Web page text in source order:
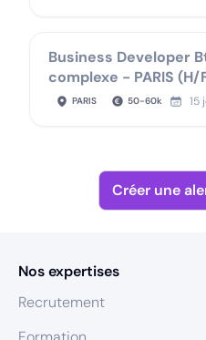
Business Developer
complexe - PARIS (H/
PARIS 50-60k 15
Créer une
Nos expertises
Recrutement